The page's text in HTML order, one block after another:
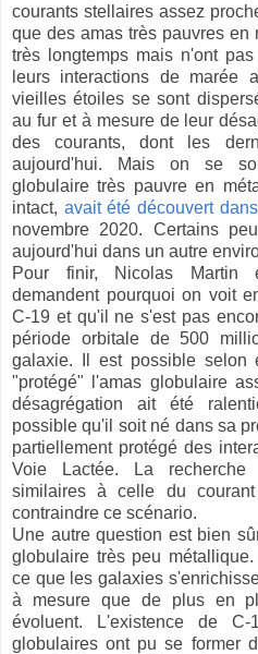
courants stellaires assez
que des amas très pauvres en
très longtemps mais n'ont
leurs interactions de marée
vieilles étoiles se sont
au fur et à mesure de leur
des courants, dont les
aujourd'hui. Mais on se
globulaire très pauvre en
intact, avait été découvert
novembre 2020. Certains
aujourd'hui dans un autre
Pour finir, Nicolas Martin
demandent pourquoi on voit
C-19 et qu'il ne s'est pas
période orbitale de 500
galaxie. Il est possible selon
"protégé" l'amas globulaire
désagrégation ait été
possible qu'il soit né dans sa
partiellement protégé des
Voie Lactée. La
similaires à celle du
contraindre ce scénario.
Une autre question est bien
globulaire très peu
ce que les galaxies
à mesure que de plus en
évoluent. L'existence de
globulaires ont pu se former